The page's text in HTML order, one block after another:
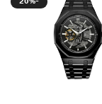
20%-